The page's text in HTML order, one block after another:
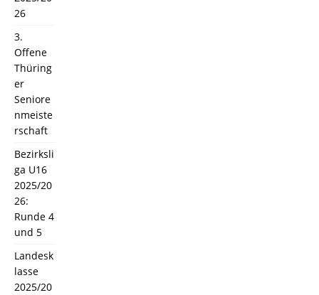
26
3.
Offene
Thüring
er
Seniore
nmeiste
rschaft
Bezirksli
ga U16
2025/20
26:
Runde 4
und 5
Landesk
lasse
2025/20